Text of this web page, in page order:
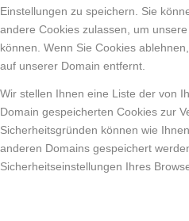
Einstellungen zu speichern. Sie
andere Cookies zulassen, um
können. Wenn Sie Cookies
auf unserer Domain entfernt.
Wir stellen Ihnen eine Liste der von
Domain gespeicherten Cookies zur
Sicherheitsgründen können wie
anderen Domains gespeichert
Sicherheitseinstellungen Ihres